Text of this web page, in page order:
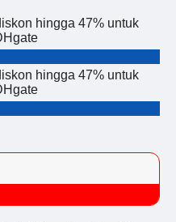
hingga 47% untuk
hingga 47% untuk